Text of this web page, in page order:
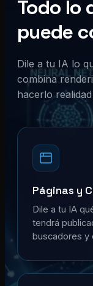
Todo lo
puede
Dile a tu IA lo
combina
hacerlo
Páginas y
Dile a tu IA
tendrá
buscadores y